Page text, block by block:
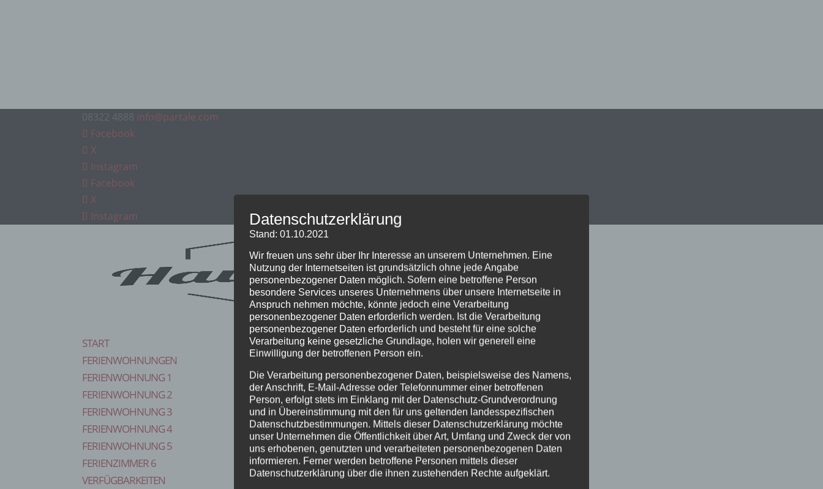
08322 4888 info@partale.com
Facebook
X
Instagram
Facebook
X
Instagram
START
FERIENWOHNUNGEN
FERIENWOHNUNG 1
FERIENWOHNUNG 2
FERIENWOHNUNG 3
FERIENWOHNUNG 4
FERIENWOHNUNG 5
FERIENZIMMER 6
VERFÜGBARKEITEN
Datenschutzerklärung
Stand: 01.10.2021
Wir freuen uns sehr über Ihr Interesse an unserem Unternehmen. Eine
Nutzung der Internetseiten ist grundsätzlich ohne jede Angabe
personenbezogener Daten möglich. Sofern eine betroffene Person
besondere Services unseres Unternehmens über unsere Internetseite in
Anspruch nehmen möchte, könnte jedoch eine Verarbeitung
personenbezogener Daten erforderlich werden. Ist die Verarbeitung
personenbezogener Daten erforderlich und besteht für eine solche
Verarbeitung keine gesetzliche Grundlage, holen wir generell eine
Einwilligung der betroffenen Person ein.
Die Verarbeitung personenbezogener Daten, beispielsweise des Namens,
der Anschrift, E-Mail-Adresse oder Telefonnummer einer betroffenen
Person, erfolgt stets im Einklang mit der Datenschutz-Grundverordnung
und in Übereinstimmung mit den für uns geltenden landesspezifischen
Datenschutzbestimmungen. Mittels dieser Datenschutzerklärung möchte
unser Unternehmen die Öffentlichkeit über Art, Umfang und Zweck der von
uns erhobenen, genutzten und verarbeiteten personenbezogenen Daten
informieren. Ferner werden betroffene Personen mittels dieser
Datenschutzerklärung über die ihnen zustehenden Rechte aufgeklärt.